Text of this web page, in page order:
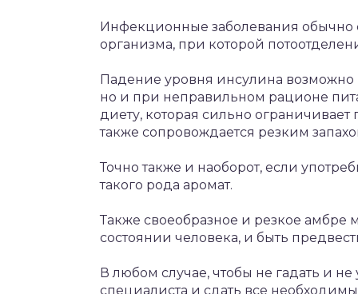
Инфекционные заболевания
организма, при которой
Падение уровня инсулина возможно
но и при неправильном рационе
диету, которая сильно
также сопровождается резким
Точно также и наоборот, если
такого рода аромат.
Также своеобразное и резкое амбре
состоянии человека, и быть
В любом случае, чтобы не гадать и
специалиста и сдать все